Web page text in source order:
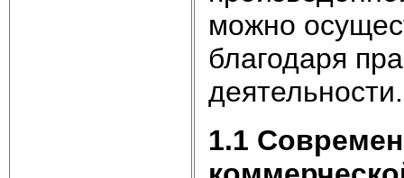
можно
благодаря
деятельности.
1.1